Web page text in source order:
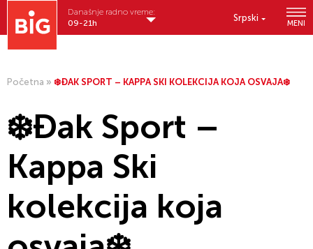
Srpski
MENI
Današnje radno vreme:
09-21h
Početna » ❄️ĐAK SPORT – KAPPA SKI KOLEKCIJA KOJA OSVAJA❄️
❄️Đak Sport –
Kappa Ski
kolekcija koja